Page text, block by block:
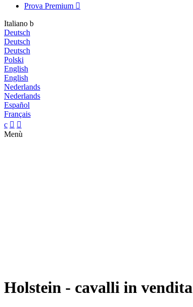
Prova Premium 
Italiano b
Deutsch
Deutsch
Deutsch
Polski
English
English
Nederlands
Nederlands
Español
Français
c  
Menù
Holstein - cavalli in vendita